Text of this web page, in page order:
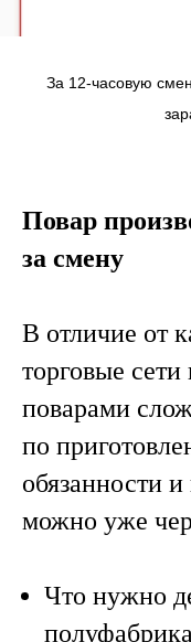
За 12-часовую
Повар
за смену
В отличие от
торговые сети
поварами
по
обязанности
можно уже
Что нужно